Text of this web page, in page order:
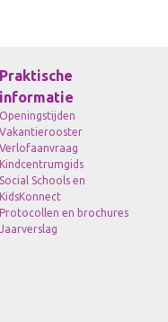
Praktische
informatie
Openingstijden
Vakantierooster
Verlofaanvraag
Kindcentrumgids
Social Schools en
KidsKonnect
Protocollen en brochures
Jaarverslag